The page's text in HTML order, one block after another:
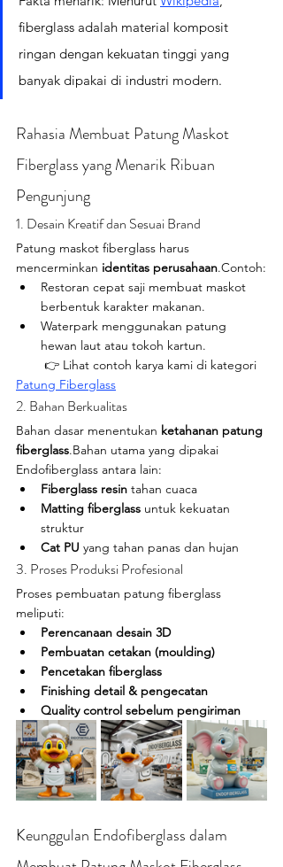
fiberglass adalah material komposit
ringan dengan kekuatan tinggi yang
banyak dipakai di industri modern.
Rahasia Membuat Patung Maskot
Fiberglass yang Menarik Ribuan
Pengunjung
1. Desain Kreatif dan Sesuai Brand
Patung maskot fiberglass harus
mencerminkan identitas perusahaan.Contoh:
Restoran cepat saji membuat maskot
berbentuk karakter makanan.
Waterpark menggunakan patung
hewan laut atau tokoh kartun.
        👉 Lihat contoh karya kami di kategori
Patung Fiberglass
2. Bahan Berkualitas
Bahan dasar menentukan ketahanan patung
fiberglass.Bahan utama yang dipakai
Endofiberglass antara lain:
Fiberglass resin tahan cuaca
Matting fiberglass untuk kekuatan
struktur
Cat PU yang tahan panas dan hujan
3. Proses Produksi Profesional
Proses pembuatan patung fiberglass
meliputi:
Perencanaan desain 3D
Pembuatan cetakan (moulding)
Pencetakan fiberglass
Finishing detail & pengecatan
Quality control sebelum pengiriman
Keunggulan Endofiberglass dalam